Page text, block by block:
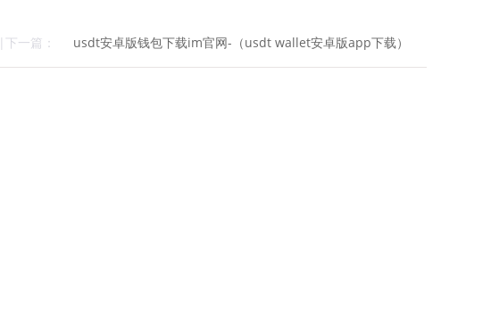
|下一篇： usdt安卓版钱包下载im官网-（usdt wallet安卓版app下载）